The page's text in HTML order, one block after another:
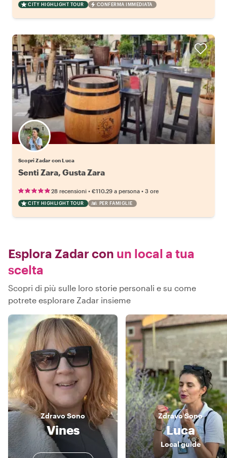
CITY HIGHLIGHT TOUR CONFERMA IMMEDIATA
Scopri Zadar con Luca
Senti Zara, Gusta Zara
28 recensioni • €110.29 a persona • 3 ore
CITY HIGHLIGHT TOUR PER FAMIGLIE
Esplora Zadar con un local a tua
scelta
Scopri di più sulle loro storie personali e su come
potrete esplorare Zadar insieme
ZdravoSono
Vines
ZdravoSono
Luca
Local guide